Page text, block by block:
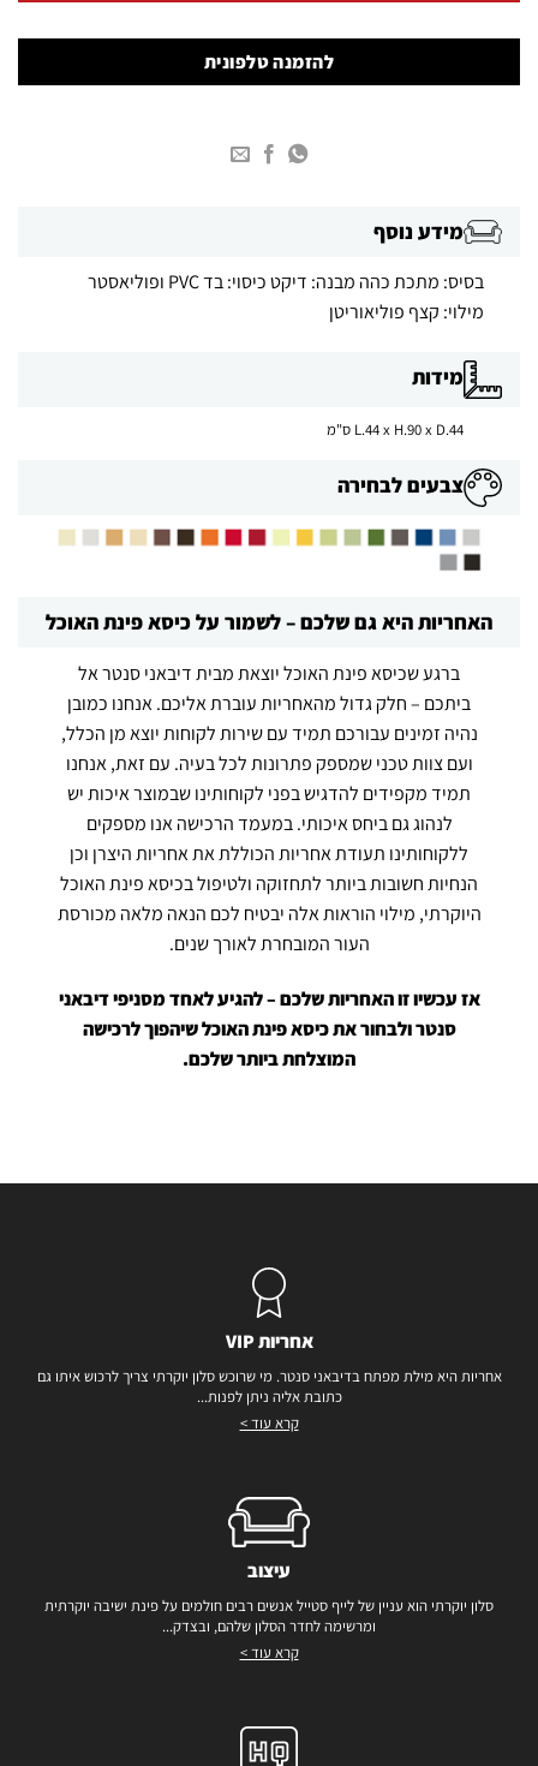
להזמנה טלפונית
מידע נוסף
בסיס: מתכת כהה מבנה: דיקט כיסוי: בד PVC ופוליאסטר
מילוי: קצף פוליאוריטן
מידות
L.44 x H.90 x D.44 ס"מ
צבעים לבחירה
האחריות היא גם שלכם – לשמור על כיסא פינת האוכל
ברגע שכיסא פינת האוכל יוצאת מבית דיבאני סנטר אל
ביתכם – חלק גדול מהאחריות עוברת אליכם. אנחנו כמובן
נהיה זמינים עבורכם תמיד עם שירות לקוחות יוצא מן הכלל,
ועם צוות טכני שמספק פתרונות לכל בעיה. עם זאת, אנחנו
תמיד מקפידים להדגיש בפני לקוחותינו שבמוצר איכות יש
לנהוג גם ביחס איכותי. במעמד הרכישה אנו מספקים
ללקוחותינו תעודת אחריות הכוללת את אחריות היצרן וכן
הנחיות חשובות ביותר לתחזוקה ולטיפול בכיסא פינת האוכל
היוקרתי, מילוי הוראות אלה יבטיח לכם הנאה מלאה מכורסת
העור המובחרת לאורך שנים.
אז עכשיו זו האחריות שלכם – להגיע לאחד מסניפי דיבאני
סנטר ולבחור את כיסא פינת האוכל שיהפוך לרכישה
המוצלחת ביותר שלכם.
אחריות VIP
אחריות היא מילת מפתח בדיבאני סנטר. מי שרוכש סלון יוקרתי צריך לרכוש איתו גם
כתובת אליה ניתן לפנות...
קרא עוד >
עיצוב
סלון יוקרתי הוא עניין של לייף סטייל אנשים רבים חולמים על פינת ישיבה יוקרתית
ומרשימה לחדר הסלון שלהם, ובצדק...
קרא עוד >